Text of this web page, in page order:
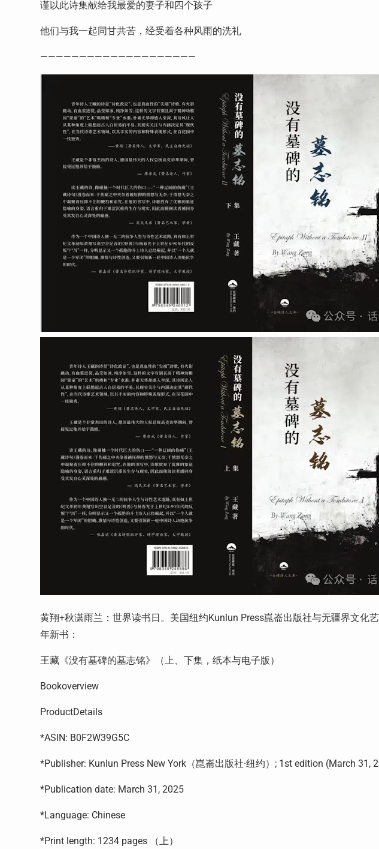
谨以此诗集献给我最爱的妻子和四个孩子
他们与我一起同甘共苦，经受着各种风雨的洗礼
————————————————————
黄翔+秋潇雨兰：世界读书日。美国纽约Kunlun Press崑崙出版社与无疆界文化
年新书：
王藏《没有墓碑的墓志铭》（上、下集，纸本与电子版）
Bookoverview
ProductDetails
*ASIN: B0F2W39G5C
*Publisher: Kunlun Press New York（崑崙出版社·纽约）; 1st edition (March 31,
*Publication date: March 31, 2025
*Language: Chinese
*Print length: 1234 pages （上）